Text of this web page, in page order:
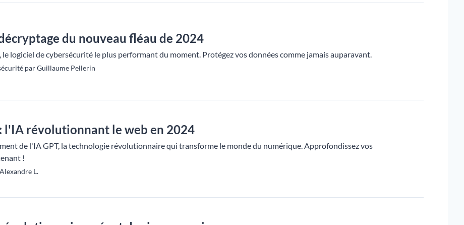
du nouveau fléau de 2024
le logiciel de cybersécurité le plus performant du moment. Protégez vos données comme jamais auparavant.
par Guillaume Pellerin
l'IA révolutionnant le web en 2024
de l'IA GPT, la technologie révolutionnaire qui transforme le monde du numérique. Approfondissez vos
!
L.